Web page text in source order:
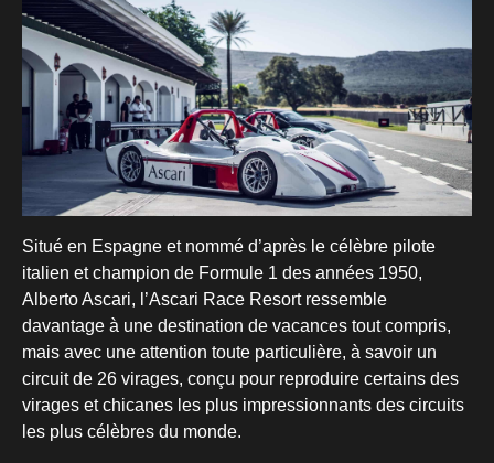
Situé en Espagne et nommé d’après le célèbre pilote
italien et champion de Formule 1 des années 1950,
Alberto Ascari, l’Ascari Race Resort ressemble
davantage à une destination de vacances tout compris,
mais avec une attention toute particulière, à savoir un
circuit de 26 virages, conçu pour reproduire certains des
virages et chicanes les plus impressionnants des circuits
les plus célèbres du monde.